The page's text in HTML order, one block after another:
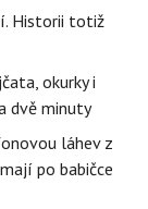
Historii totiž
okurky i
dvě minuty
láhev z
po babičce